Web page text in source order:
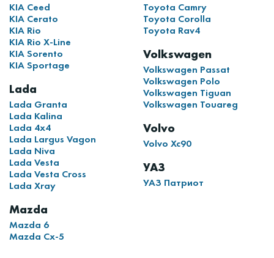
KIA Ceed
KIA Cerato
KIA Rio
KIA Rio X-Line
KIA Sorento
KIA Sportage
Lada
Lada Granta
Lada Kalina
Lada 4x4
Lada Largus Vagon
Lada Niva
Lada Vesta
Lada Vesta Cross
Lada Xray
Mazda
Mazda 6
Mazda Cx-5
Toyota Camry
Toyota Corolla
Toyota Rav4
Volkswagen
Volkswagen Passat
Volkswagen Polo
Volkswagen Tiguan
Volkswagen Touareg
Volvo
Volvo Xc90
УАЗ
УАЗ Патриот